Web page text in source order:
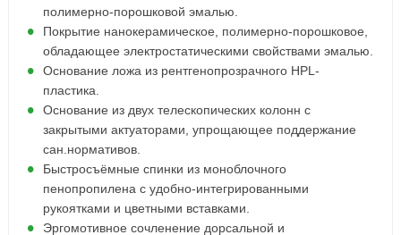
полимерно-порошковой эмалью.
Покрытие нанокерамическое, полимерно-порошковое,
обладающее электростатическими свойствами эмалью.
Основание ложа из рентгенопрозрачного HPL-
пластика.
Основание из двух телескопических колонн с
закрытыми актуаторами, упрощающее поддержание
сан.нормативов.
Быстросъёмные спинки из моноблочного
пенопропилена с удобно-интегрированными
рукоятками и цветными вставками.
Эргомотивное сочленение дорсальной и